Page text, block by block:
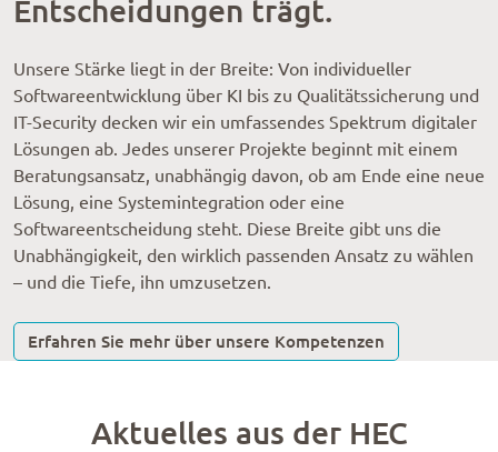
Entscheidungen trägt.
Unsere Stärke liegt in der Breite: Von individueller
Softwareentwicklung über KI bis zu Qualitätssicherung und
IT-Security decken wir ein umfassendes Spektrum digitaler
Lösungen ab. Jedes unserer Projekte beginnt mit einem
Beratungsansatz, unabhängig davon, ob am Ende eine neue
Lösung, eine Systemintegration oder eine
Softwareentscheidung steht. Diese Breite gibt uns die
Unabhängigkeit, den wirklich passenden Ansatz zu wählen
– und die Tiefe, ihn umzusetzen.
Erfahren Sie mehr über unsere Kompetenzen
Aktuelles aus der HEC